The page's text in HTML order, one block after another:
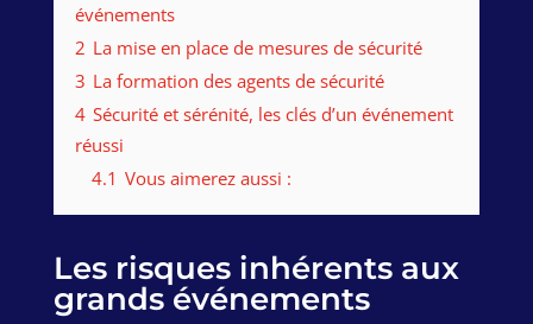
événements
2 La mise en place de mesures de sécurité
3 La formation des agents de sécurité
4 Sécurité et sérénité, les clés d’un événement
réussi
4.1 Vous aimerez aussi :
Les risques inhérents aux
grands événements